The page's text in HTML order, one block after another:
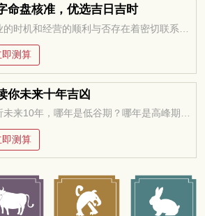
命盘核准，优选吉日吉时
即测算
你未来十年吉凶
即测算